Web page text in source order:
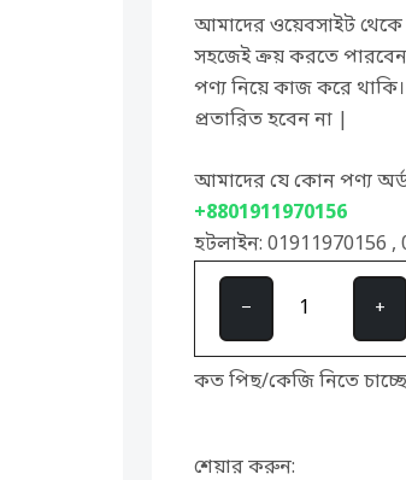
আমাদের ওয়েবসাইট
সহজেই ক্রয় করতে
পণ্য নিয়ে কাজ করে
প্রতারিত হবেন না |
আমাদের যে কোন পণ্য
+8801911970156
হটলাইন: 01911970156 ,
− +
কত পিছ/কেজি নিতে
শেয়ার করুন: